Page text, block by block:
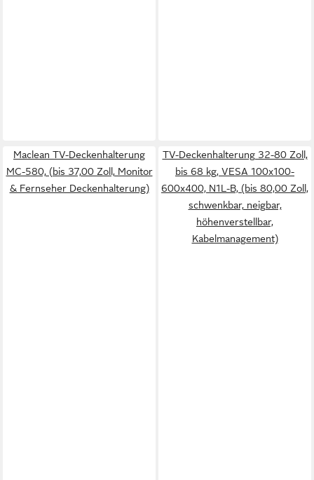
Maclean TV-Deckenhalterung
MC-580, (bis 37,00 Zoll, Monitor
& Fernseher Deckenhalterung)
TV-Deckenhalterung 32-80 Zoll,
bis 68 kg, VESA 100x100-
600x400, N1L-B, (bis 80,00 Zoll,
schwenkbar, neigbar,
höhenverstellbar,
Kabelmanagement)